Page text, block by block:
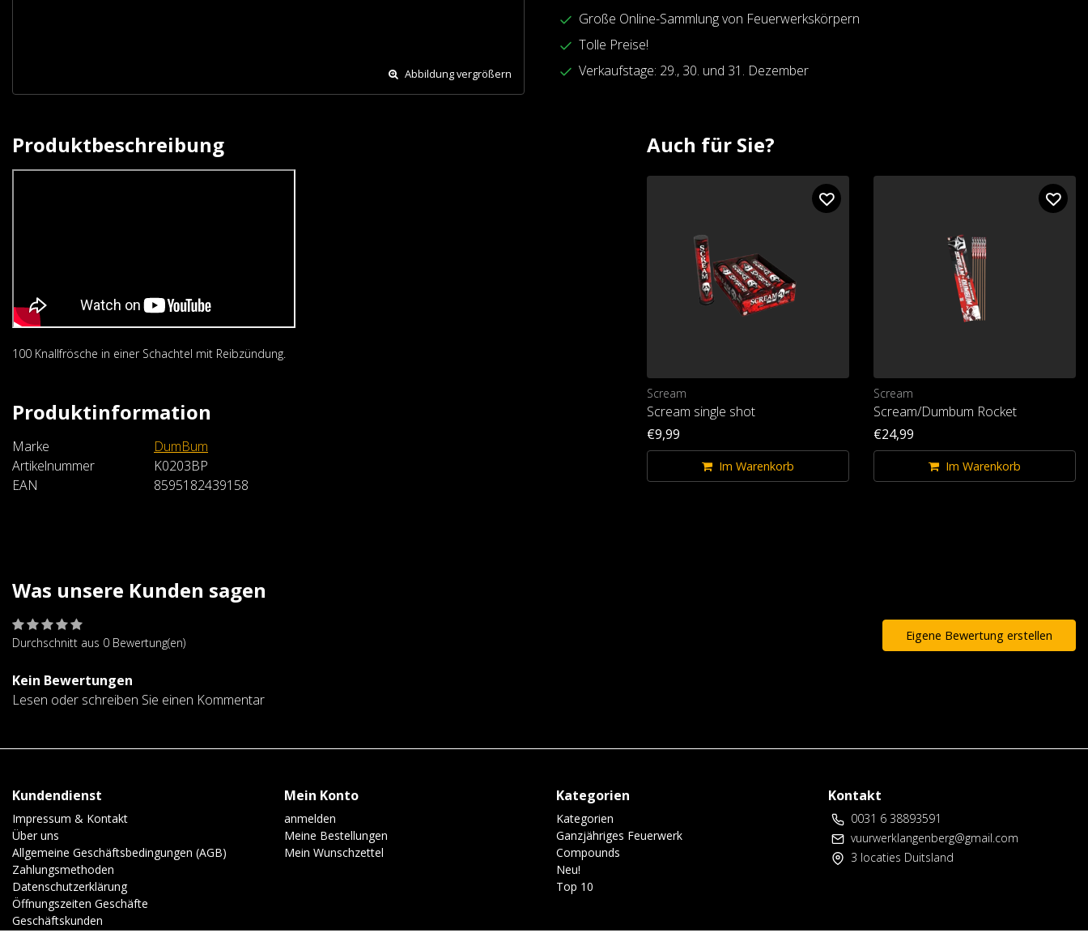
Abbildung vergrößern
Große Online-Sammlung von Feuerwerkskörpern
Tolle Preise!
Verkaufstage: 29., 30. und 31. Dezember
Produktbeschreibung
100 Knallfrösche in einer Schachtel mit Reibzündung.
Produktinformation
Marke
DumBum
Artikelnummer
K0203BP
EAN
8595182439158
Auch für Sie?
Scream
Scream single shot
€9,99
Im Warenkorb
Scream
Scream/Dumbum Rocket
€24,99
Im Warenkorb
Was unsere Kunden sagen
Durchschnitt aus 0 Bewertung(en) Eigene Bewertung erstellen
Kein Bewertungen
Lesen oder schreiben Sie einen Kommentar
Kundendienst
Impressum & Kontakt
Über uns
Allgemeine Geschäftsbedingungen (AGB)
Zahlungsmethoden
Datenschutzerklärung
Öffnungszeiten Geschäfte
Geschäftskunden
Mein Konto
anmelden
Meine Bestellungen
Mein Wunschzettel
Kategorien
Kategorien
Ganzjähriges Feuerwerk
Compounds
Neu!
Top 10
Kontakt
0031 6 38893591
vuurwerklangenberg@gmail.com
3 locaties Duitsland